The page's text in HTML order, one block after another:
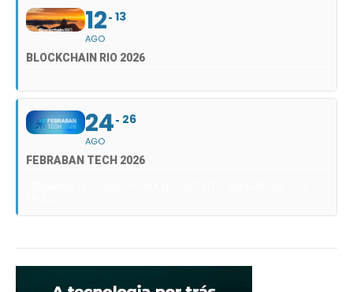
12
AGO
13
BLOCKCHAIN RIO 2026
24
AGO
26
FEBRABAN TECH 2026